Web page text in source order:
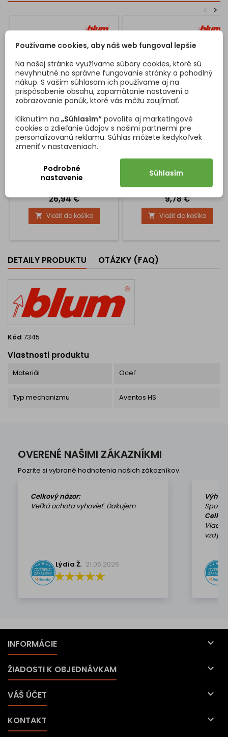
>
<
BOČNICA TANDEMBOX
ANTARO "M" 83,6MM /
BIELA
Cena
26,94 €
 Vložiť do košíka
RELING HRANATÝ K
TANDEMBOXOM / BIELY
box ANTARO hranatá. Slúži na
vytvorenie vysokého boxu.
Cena
9,78 €
 Vložiť do košíka
DETAILY PRODUKTU OTÁZKY (FAQ)
Kód 7345
Vlastnosti produktu
Materiál Oceľ
Typ mechanizmu Aventos HS
OVERENÉ NAŠIMI ZÁKAZNÍKMI
Pozrite si vybrané hodnotenia našich zákazníkov.
Celkový názor:
Veľká ochota vyhovieť. Ďakujem
Lýdia Ž. 21.06.2026
vzdy k
INFORMÁCIE 
ŽIADOSTI K OBJEDNÁVKAM 
VÁŠ ÚČET 
KONTAKT 
Používame cookies, aby náš web fungoval lepšie
Na našej stránke využívame súbory cookies, ktoré sú
nevyhnutné na správne fungovanie stránky a pohodlný
nákup. S vaším súhlasom ich používame aj na
prispôsobenie obsahu, zapamätanie nastavení a
zobrazovanie ponúk, ktoré vás môžu zaujímať.
Kliknutím na „Súhlasím“ povolíte aj marketingové
cookies a zdieľanie údajov s našimi partnermi pre
personalizovanú reklamu. Súhlas môžete kedykoľvek
zmeniť v nastaveniach.
Podrobné
nastavenie
Súhlasím